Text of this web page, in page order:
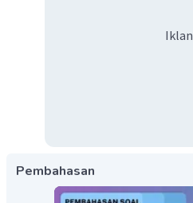
Iklan
Pembahasan